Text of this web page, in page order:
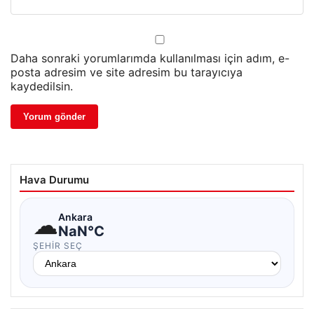
Daha sonraki yorumlarımda kullanılması için adım, e-
posta adresim ve site adresim bu tarayıcıya
kaydedilsin.
Hava Durumu
☁Ankara
NaN°C
ŞEHIR SEÇ